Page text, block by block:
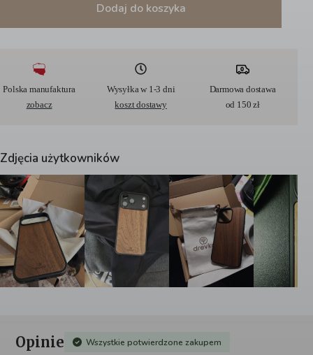
Dodaj do koszyka
r
e
:
Polska manufaktura
zobacz
Wysyłka w 1-3 dni
koszt dostawy
Darmowa dostawa
od 150 zł
Zdjęcia użytkowników
Opinie Wszystkie potwierdzone zakupem